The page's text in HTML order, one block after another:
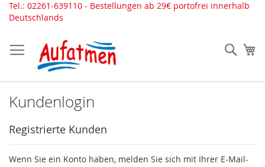
Direkt
zum
Tel.: 02261-639110 - Bestellungen ab 29€ portofrei innerhalb
Deutschlands
Kundenlogin
Registrierte Kunden
Wenn Sie ein Konto haben, melden Sie sich mit Ihrer E-Mail-